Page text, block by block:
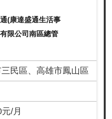
(康達盛通生活事
限公司南區總管
民區、高雄市鳳山區
/月